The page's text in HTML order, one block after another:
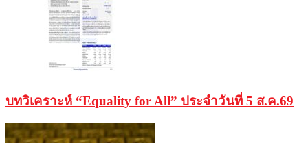
บทวิเคราะห์ “Equality for All” ประจำวันที่ 5 ส.ค.69